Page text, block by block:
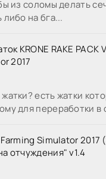
из соломы делать
на бга...
KRONE RAKE PACK
2017
есть жатки
для переработки в
Simulator 2017
отчуждения" v1.4